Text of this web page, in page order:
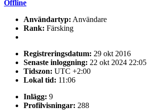
Offline
Användartyp: Användare
Rank: Färsking
Registreringsdatum: 29 okt 2016
Senaste inloggning: 22 okt 2024 22:05
Tidszon: UTC +2:00
Lokal tid: 11:06
Inlägg: 9
Profilvisningar: 288